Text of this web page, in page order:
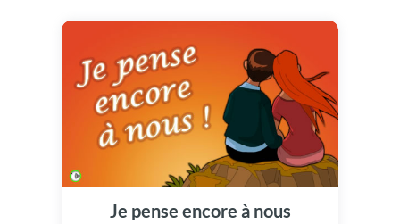
Je pense encore à nous